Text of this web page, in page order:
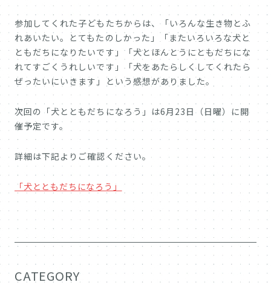
参加してくれた子どもたちからは、「いろんな生き物とふ
れあいたい。とてもたのしかった」「またいろいろな犬と
ともだちになりたいです」「犬とほんとうにともだちにな
れてすごくうれしいです」「犬をあたらしくしてくれたら
ぜったいにいきます」という感想がありました。
次回の「犬とともだちになろう」は6月23日（日曜）に開
催予定です。
詳細は下記よりご確認ください。
「犬とともだちになろう」
CATEGORY